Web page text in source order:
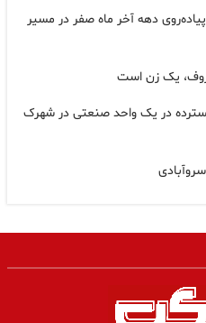
دهه آخر ماه صفر در مسیر
یک زن است
حریق گسترده در یک واحد صنعتی در شهرک